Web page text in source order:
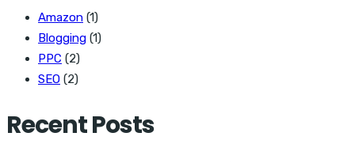
Amazon (1)
Blogging (1)
PPC (2)
SEO (2)
Recent Posts